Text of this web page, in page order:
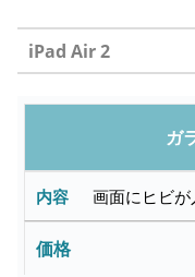
iPad Air 2
理
内
容
ガ
画面にヒビ